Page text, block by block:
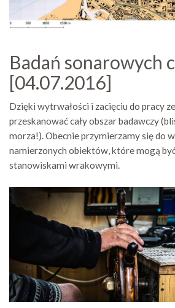
Badań sonarowych
[04.07.2016]
Dzięki wytrwałości i zacięciu do pracy
przeskanować cały obszar badawczy
morza!). Obecnie przymierzamy się do
namierzonych obiektów, które mogą
stanowiskami wrakowymi.